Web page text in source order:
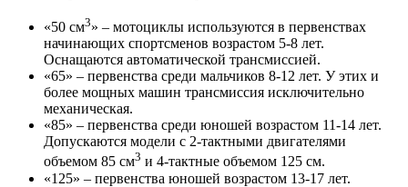
«50 см3» – мотоциклы используются в первенствах
начинающих спортсменов возрастом 5-8 лет.
Оснащаются автоматической трансмиссией.
«65» – первенства среди мальчиков 8-12 лет. У этих и
более мощных машин трансмиссия исключительно
механическая.
«85» – первенства среди юношей возрастом 11-14 лет.
Допускаются модели с 2-тактными двигателями
объемом 85 см3 и 4-тактные объемом 125 см.
«125» – первенства юношей возрастом 13-17 лет.